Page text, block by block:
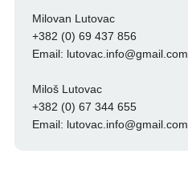
Milovan Lutovac
+382 (0) 69 437 856
Email: lutovac.info@gmail.com
Miloš Lutovac
+382 (0) 67 344 655
Email: lutovac.info@gmail.com